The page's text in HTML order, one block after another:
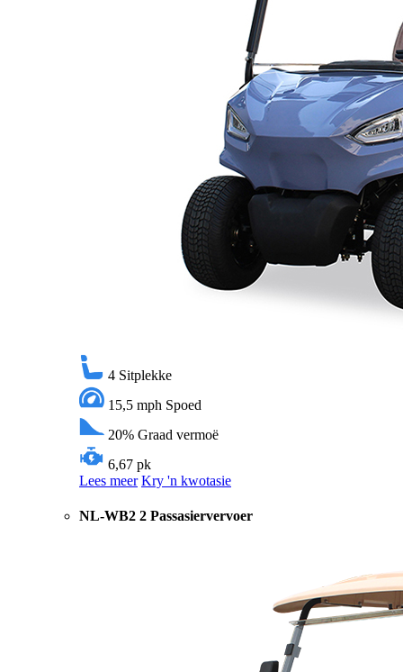
4 Sitplekke
15,5 mph Spoed
20% Graad vermoë
6,67 pk
Lees meer Kry 'n kwotasie
NL-WB2 2 Passasiervervoer